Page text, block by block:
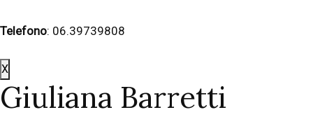
Telefono: 06.39739808
X
Giuliana Barretti